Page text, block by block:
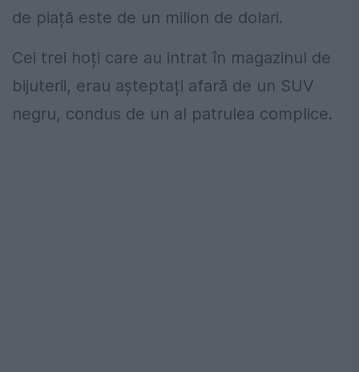
de piață este de un milion de dolari.
Cei trei hoți care au intrat în magazinul de
bijuterii, erau așteptați afară de un SUV
negru, condus de un al patrulea complice.